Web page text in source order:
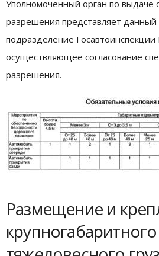
Уполномоченный орган по выдаче
разрешения представляет данный
подразделение
осуществляющее согласование
разрешения.
Размещение и